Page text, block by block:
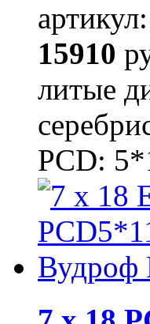
15910
литые
PCD: